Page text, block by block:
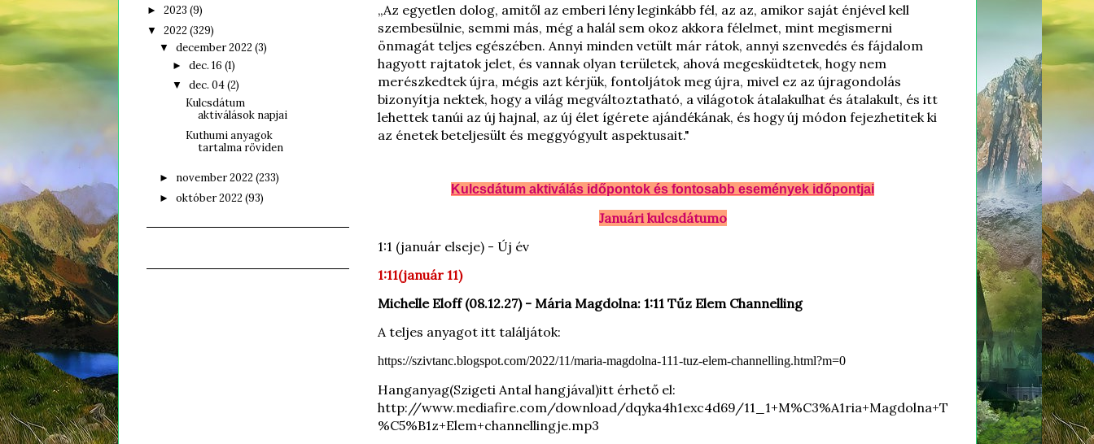
„Az egyetlen dolog, amitől az emberi lény leginkább fél, az az, amikor saját énjével kell
szembesülnie, semmi más, még a halál sem okoz akkora félelmet, mint megismerni
önmagát teljes egészében. Annyi minden vetült már rátok, annyi szenvedés és fájdalom
hagyott rajtatok jelet, és vannak olyan területek, ahová megesküdtetek, hogy nem
merészkedtek újra, mégis azt kérjük, fontoljátok meg újra, mivel ez az újragondolás
bizonyítja nektek, hogy a világ megváltoztatható, a világotok átalakulhat és átalakult, és itt
lehettek tanúi az új hajnal, az új élet ígérete ajándékának, és hogy új módon fejezhetitek ki
az énetek beteljesült és meggyógyult aspektusait."
Kulcsdátum aktiválás időpontok és fontosabb események időpontjai
Januári kulcsdátumo
1:1 (január elseje) - Új év
1:11(január 11)
Michelle Eloff (08.12.27) - Mária Magdolna: 1:11 Tűz Elem Channelling
A teljes anyagot itt találjátok:
https://szivtanc.blogspot.com/2022/11/maria-magdolna-111-tuz-elem-channelling.html?m=0
Hanganyag(Szigeti Antal hangjával)itt érhető el:
http://www.mediafire.com/download/dqyka4h1exc4d69/11_1+M%C3%A1ria+Magdolna+T
%C5%B1z+Elem+channellingje.mp3
► 2023 (9)
▼ 2022 (329)
▼december 2022(3)
► dec. 16 (1)
▼ dec. 04(2)
Kulcsdátum
aktiválások napjai
Kuthumi anyagok
tartalma röviden
► november 2022(233)
►október 2022(93)